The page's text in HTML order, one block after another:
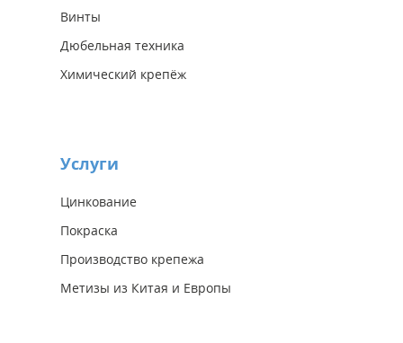
Винты
Дюбельная техника
Химический крепёж
Услуги
Цинкование
Покраска
Производство крепежа
Метизы из Китая и Европы